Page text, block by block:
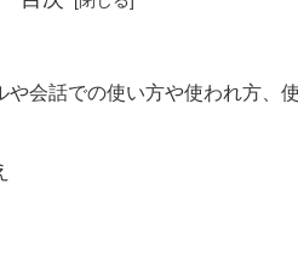
や会話での使い方や使われ方、